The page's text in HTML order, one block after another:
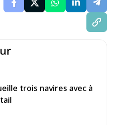
trois navires avec à